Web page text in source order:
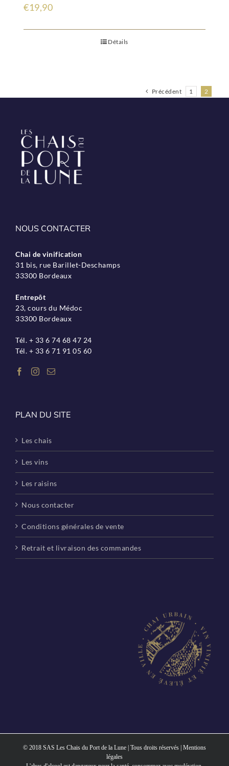
€19,90
Détails
Précédent 1 2
NOUS CONTACTER
Chai de vinification
31 bis, rue Barillet-Deschamps
33300 Bordeaux
Entrepôt
23, cours du Médoc
33300 Bordeaux
Tél. + 33 6 74 68 47 24
Tél. + 33 6 71 91 05 60
PLAN DU SITE
Les chais
Les vins
Les raisins
Nous contacter
Conditions générales de vente
Retrait et livraison des commandes
© 2018 SAS Les Chais du Port de la Lune | Tous droits réservés | Mentions
légales